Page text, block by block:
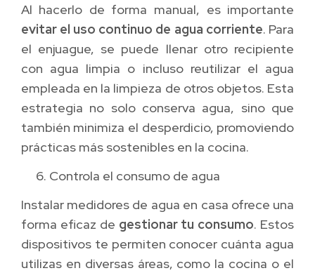
Al hacerlo de forma manual, es importante
evitar el uso continuo de agua corriente. Para
el enjuague, se puede llenar otro recipiente
con agua limpia o incluso reutilizar el agua
empleada en la limpieza de otros objetos. Esta
estrategia no solo conserva agua, sino que
también minimiza el desperdicio, promoviendo
prácticas más sostenibles en la cocina.
Controla el consumo de agua
Instalar medidores de agua en casa ofrece una
forma eficaz de gestionar tu consumo. Estos
dispositivos te permiten conocer cuánta agua
utilizas en diversas áreas, como la cocina o el